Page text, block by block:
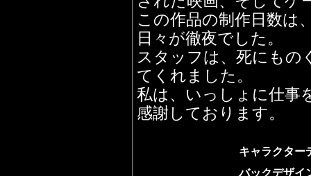
この作品の制作日数は
日々が徹夜でした。
スタッフは、死にもの
てくれました。
私は、いっしょに仕事
感謝しております。
キャラクター
バックデザイ